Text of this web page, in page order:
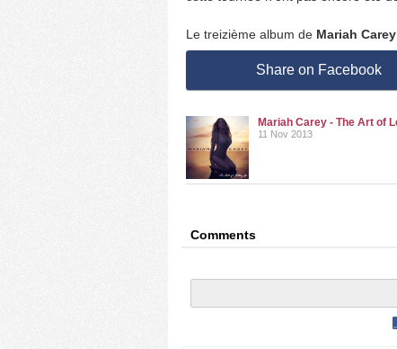
Le treizième album de Mariah Carey
Share on Facebook
Mariah Carey - The Art of
11 Nov 2013
Comments